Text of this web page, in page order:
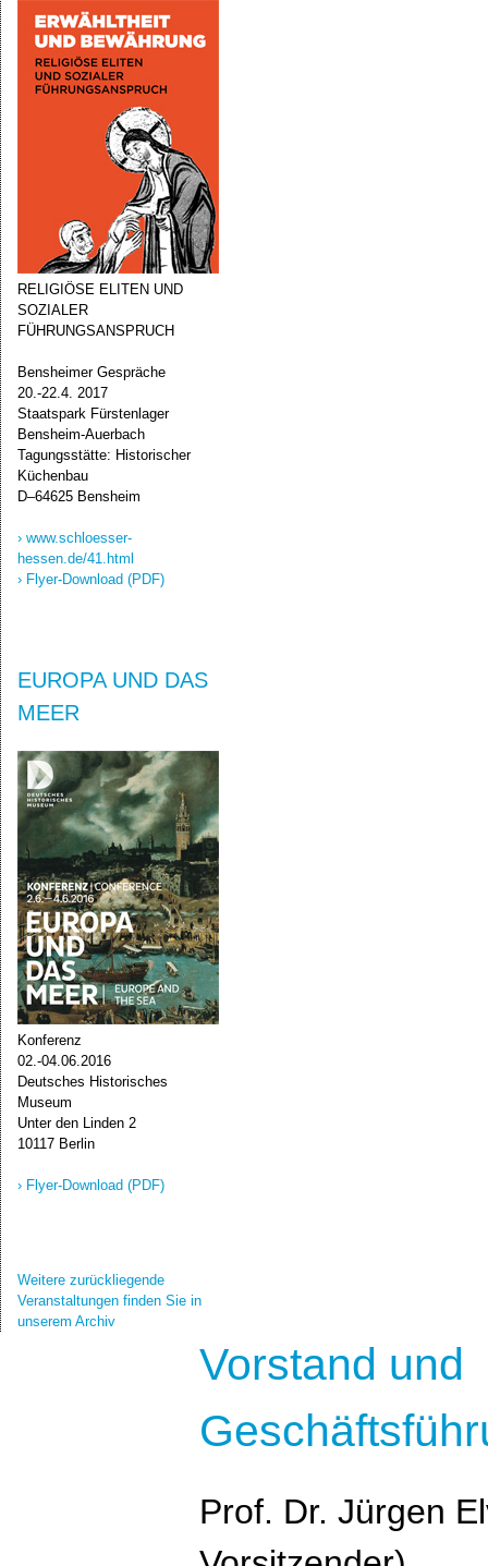
RELIGIÖSE ELITEN UND
SOZIALER
FÜHRUNGSANSPRUCH
Bensheimer Gespräche
20.-22.4. 2017
Staatspark Fürstenlager
Bensheim-Auerbach
Tagungsstätte: Historischer
Küchenbau
D–64625 Bensheim
› www.schloesser-
hessen.de/41.html
› Flyer-Download (PDF)
EUROPA UND DAS
MEER
Konferenz
02.-04.06.2016
Deutsches Historisches
Museum
Unter den Linden 2
10117 Berlin
› Flyer-Download (PDF)
Weitere zurückliegende
Veranstaltungen finden Sie in
unserem Archiv
Vorstand und
Prof. Dr. Jürgen